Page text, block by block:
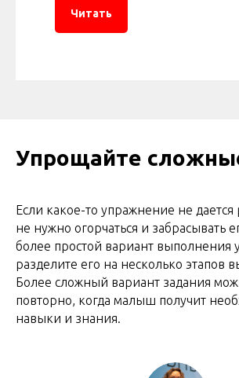
Читать
Упрощайте
Если какое-то упражнение не
не нужно огорчаться и забрасывать
более простой вариант выполнения
разделите его на несколько этапов
Более сложный вариант задания
повторно, когда малыш получит
навыки и знания.